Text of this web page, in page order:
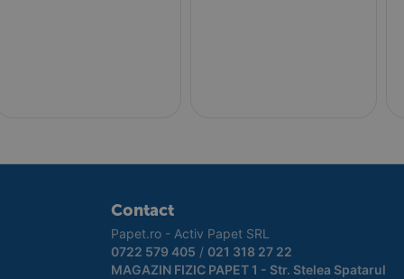
Contact
Papet.ro - Activ Papet SRL
0722 579 405 / 021 318 27 22
MAGAZIN FIZIC PAPET 1 - Str. Stelea Spatarul